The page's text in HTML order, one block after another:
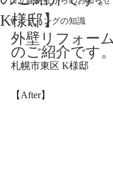
サイディングの知識
K様邸】
外壁リフォー
のご紹介です。
札幌市東区 K様邸
【After】